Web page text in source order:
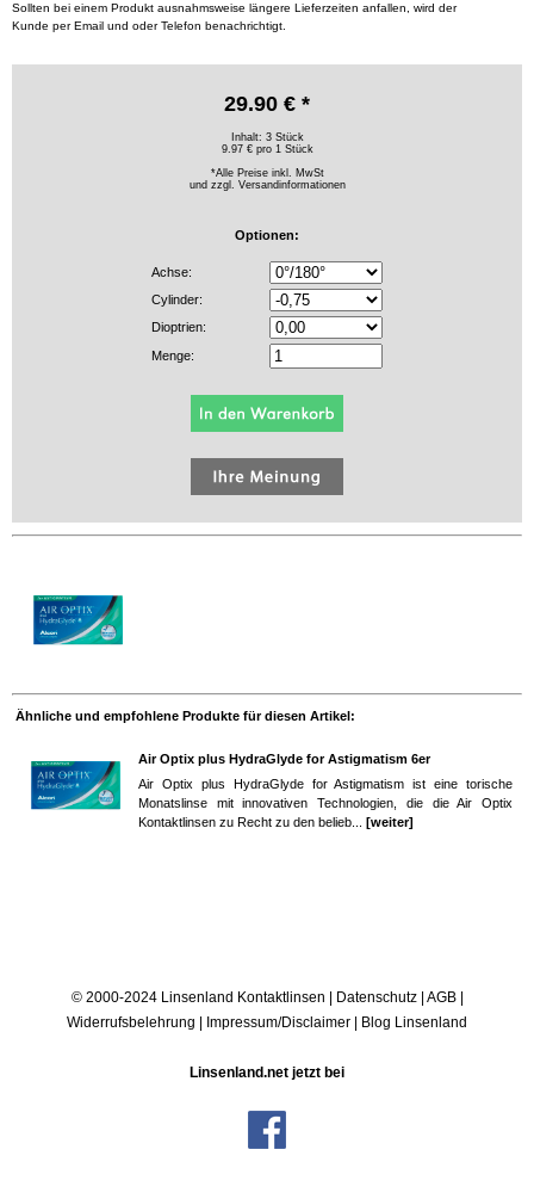
Sollten bei einem Produkt ausnahmsweise längere Lieferzeiten anfallen, wird der
Kunde per Email und oder Telefon benachrichtigt.
29.90 € *
Inhalt: 3 Stück
9.97 € pro 1 Stück
*Alle Preise inkl. MwSt
und zzgl. Versandinformationen
Optionen:
Achse:
Cylinder:
Dioptrien:
Menge:
Ähnliche und empfohlene Produkte für diesen Artikel:
Air Optix plus HydraGlyde for Astigmatism 6er
Air Optix plus HydraGlyde for Astigmatism ist eine torische
Monatslinse mit innovativen Technologien, die die Air Optix
Kontaktlinsen zu Recht zu den belieb... [weiter]
© 2000-2024 Linsenland Kontaktlinsen | Datenschutz| AGB|
Widerrufsbelehrung | Impressum/Disclaimer | Blog Linsenland
Linsenland.net jetzt bei